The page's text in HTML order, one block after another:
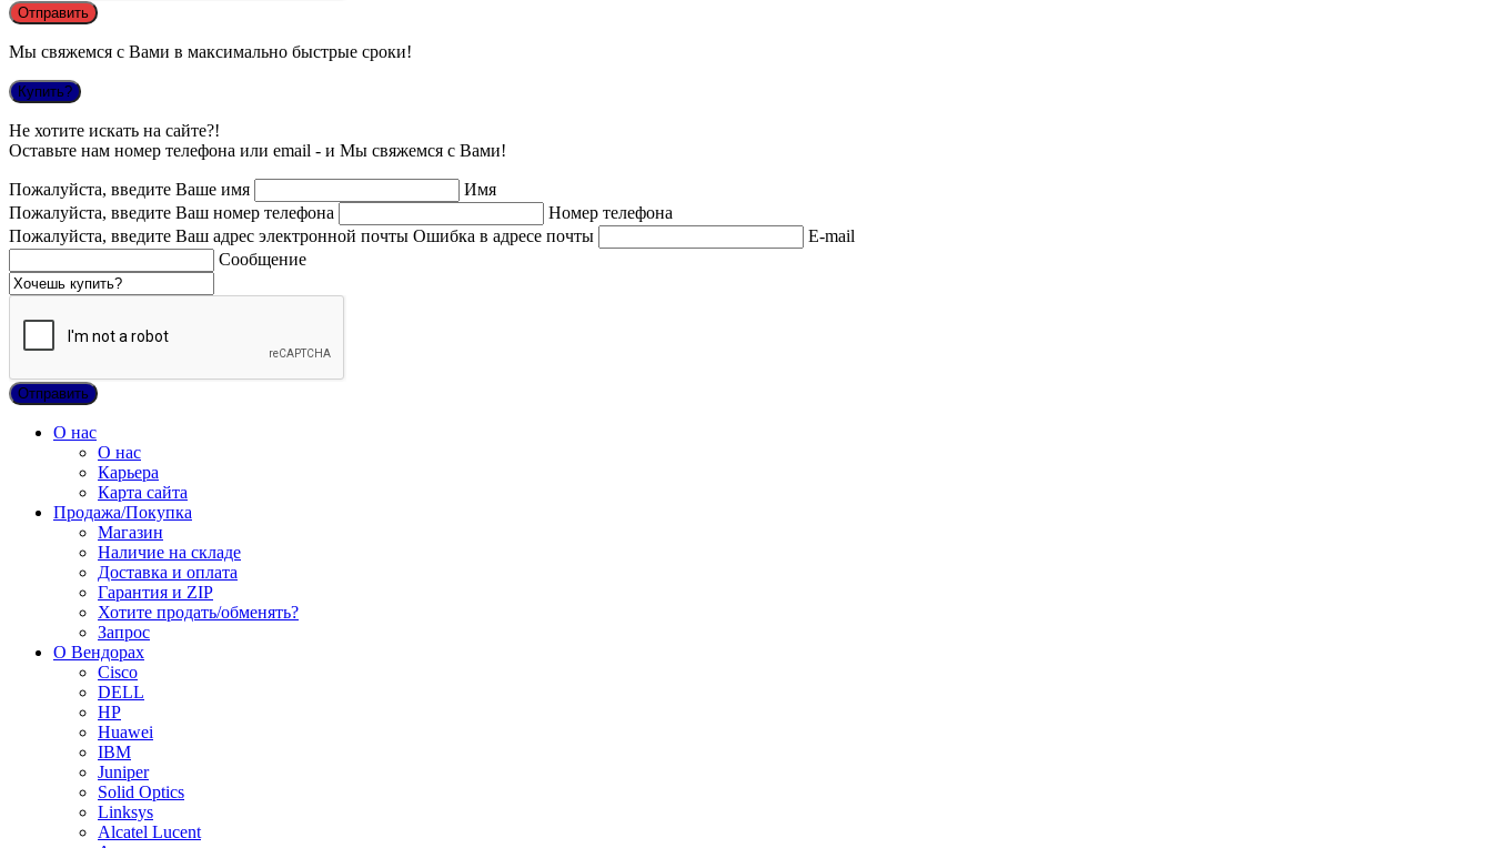
Мы свяжемся с Вами в максимально быстрые сроки!
Купить?
Не хотите искать на сайте?!
Оставьте нам номер телефона или email - и Мы свяжемся с Вами!
Пожалуйста, введите Ваше имя
Имя
Пожалуйста, введите Ваш номер телефона
Номер телефона
Пожалуйста, введите Ваш адрес электронной почты Ошибка в адресе почты
E-mail
Сообщение
О нас
О нас
Карьера
Карта сайта
Продажа/Покупка
Магазин
Наличие на складе
Доставка и оплата
Гарантия и ZIP
Хотите продать/обменять?
Запрос
О Вендорах
Cisco
DELL
HP
Huawei
IBM
Juniper
Solid Optics
Linksys
Alcatel Lucent